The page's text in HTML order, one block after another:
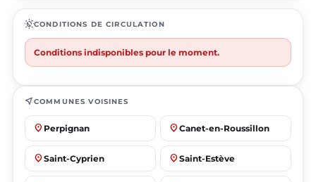
routineCONDITIONS DE CIRCULATION
Conditions indisponibles pour le moment.
near_meCOMMUNES VOISINES
place Perpignan place Canet-en-Roussillon
place Saint-Cyprien place Saint-Estève